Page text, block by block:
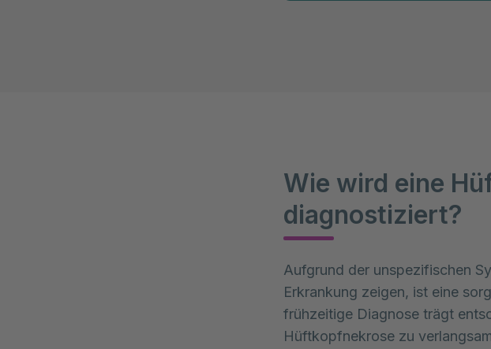
Wie wird eine
diagnostiziert?
Aufgrund der unspezifischen
Erkrankung zeigen, ist eine
frühzeitige Diagnose trägt
Hüftkopfnekrose zu